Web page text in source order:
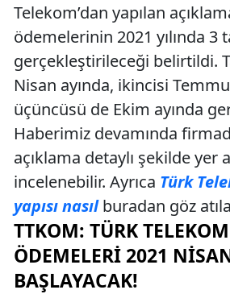
Telekom’dan yapılan
ödemelerinin 2021 yılında 3
gerçekleştirileceği belirtildi.
Nisan ayında, ikincisi
üçüncüsü de Ekim ayında
Haberimiz devamında
açıklama detaylı şekilde yer
incelenebilir. Ayrıca Türk
yapısı nasılburadan göz
TTKOM: TÜRK
ÖDEMELERI 2021
BAŞLAYACAK!